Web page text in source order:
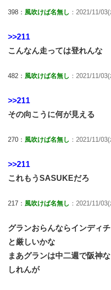
398： 風吹けば名無し ：2021/11/
>>211
こんなん走っては登れんな
482： 風吹けば名無し ：2021/11/
>>211
その向こうに何が見える
270： 風吹けば名無し ：2021/11/
>>211
これもうSASUKEだろ
217： 風吹けば名無し ：2021/11/
グランおらんならインディ
と厳しいかな
まあグランは中二週で阪神
しれんが